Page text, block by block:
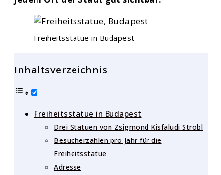
Freiheitsstatue in Budapest
Inhaltsverzeichnis
Freiheitsstatue in Budapest
Drei Statuen von Zsigmond Kisfaludi Strobl
Besucherzahlen pro Jahr für die
Freiheitsstatue
Adresse